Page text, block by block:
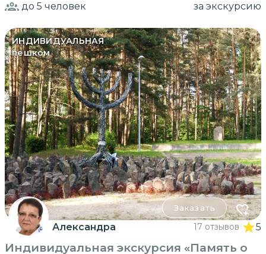
до 5 человек за экскурсию
ИНДИВИДУАЛЬНАЯ
пешком
Заказать
Александра 17 отзывов 5
Индивидуальная экскурсия «Память о